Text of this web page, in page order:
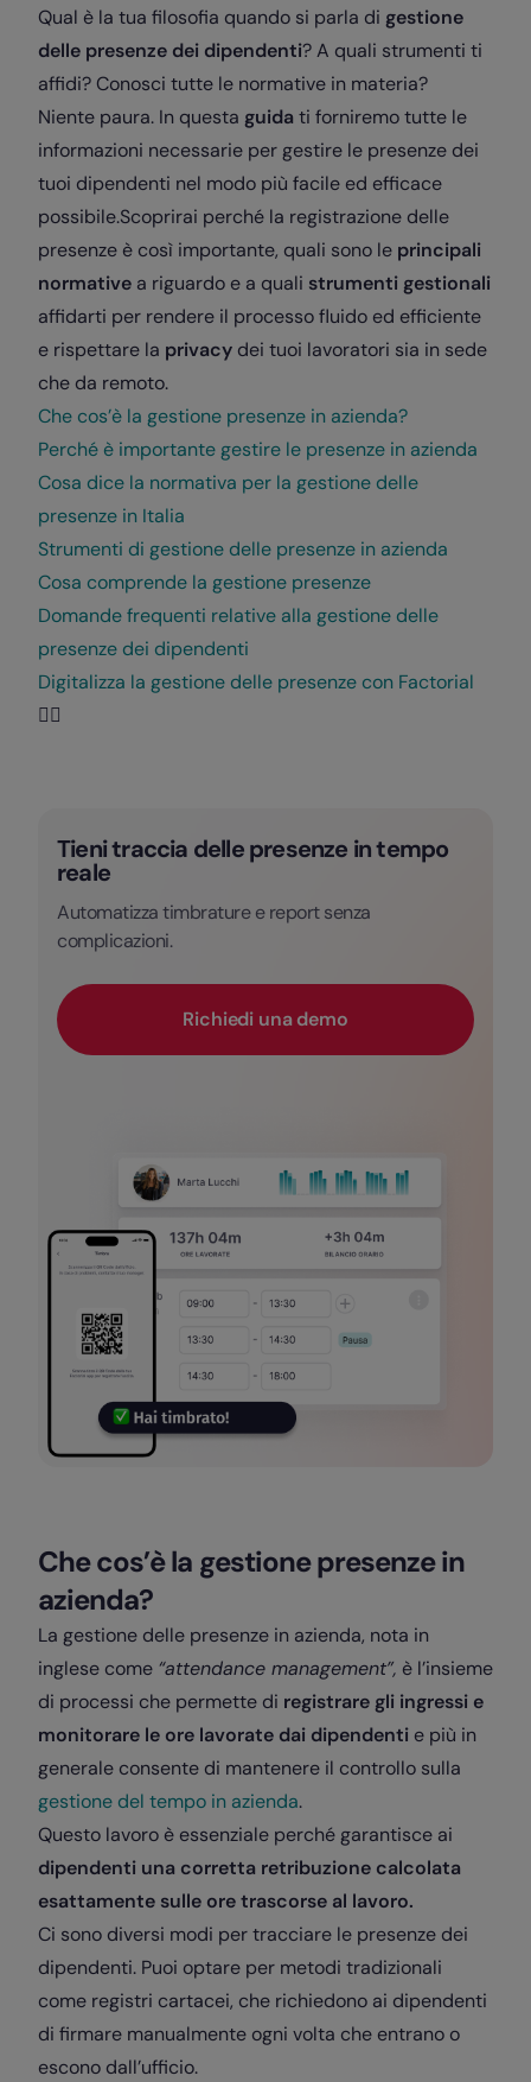
Qual è la tua filosofia quando si parla di gestione
delle presenze dei dipendenti? A quali strumenti ti
affidi? Conosci tutte le normative in materia?
Niente paura. In questa guida ti forniremo tutte le
informazioni necessarie per gestire le presenze dei
tuoi dipendenti nel modo più facile ed efficace
possibile.Scoprirai perché la registrazione delle
presenze è così importante, quali sono le principali
normative a riguardo e a quali strumenti gestionali
affidarti per rendere il processo fluido ed efficiente
e rispettare la privacy dei tuoi lavoratori sia in sede
che da remoto.
Che cos’è la gestione presenze in azienda?
Perché è importante gestire le presenze in azienda
Cosa dice la normativa per la gestione delle
presenze in Italia
Strumenti di gestione delle presenze in azienda
Cosa comprende la gestione presenze
Domande frequenti relative alla gestione delle
presenze dei dipendenti
Digitalizza la gestione delle presenze con Factorial
🙋‍♂️
Tieni traccia delle presenze in tempo
reale
Automatizza timbrature e report senza
complicazioni.
Richiedi una demo
Che cos’è la gestione presenze in
azienda?
La gestione delle presenze in azienda, nota in
inglese come “attendance management”, è l’insieme
di processi che permette di registrare gli ingressi e
monitorare le ore lavorate dai dipendenti e più in
generale consente di mantenere il controllo sulla
gestione del tempo in azienda.
Questo lavoro è essenziale perché garantisce ai
dipendenti una corretta retribuzione calcolata
esattamente sulle ore trascorse al lavoro.
Ci sono diversi modi per tracciare le presenze dei
dipendenti. Puoi optare per metodi tradizionali
come registri cartacei, che richiedono ai dipendenti
di firmare manualmente ogni volta che entrano o
escono dall’ufficio.